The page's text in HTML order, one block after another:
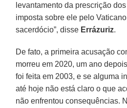
levantamento da prescrição
imposta sobre ele pelo
sacerdócio”, disse Errázuriz.
De fato, a primeira acusação
morreu em 2020, um ano
foi feita em 2003, e se alguma
até hoje não está claro o que
não enfrentou consequências.